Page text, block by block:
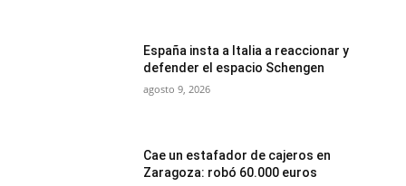
España insta a Italia a reaccionar y
defender el espacio Schengen
agosto 9, 2026
Cae un estafador de cajeros en
Zaragoza: robó 60.000 euros